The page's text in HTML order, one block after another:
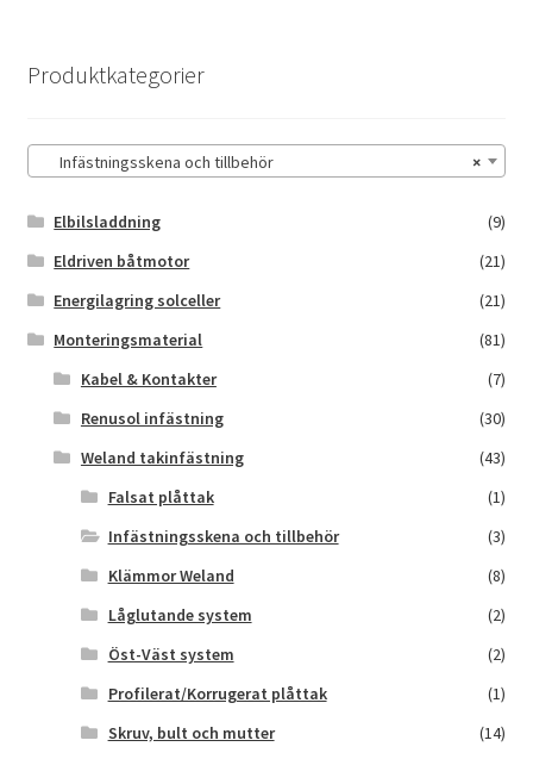
Produktkategorier
×
Infästningsskena och tillbehör
Elbilsladdning
(9)
Eldriven båtmotor
(21)
Energilagring solceller
(21)
Monteringsmaterial
(81)
Kabel & Kontakter
(7)
Renusol infästning
(30)
Weland takinfästning
(43)
Falsat plåttak
(1)
Infästningsskena och tillbehör
(3)
Klämmor Weland
(8)
Låglutande system
(2)
Öst-Väst system
(2)
Profilerat/Korrugerat plåttak
(1)
Skruv, bult och mutter
(14)